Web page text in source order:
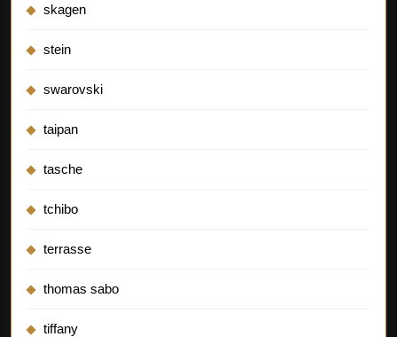
skagen
stein
swarovski
taipan
tasche
tchibo
terrasse
thomas sabo
tiffany